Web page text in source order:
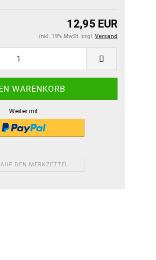
12,95 EUR
inkl. 19% MwSt. zzgl. Versand
Weiter mit
AUF DEN MERKZETTEL